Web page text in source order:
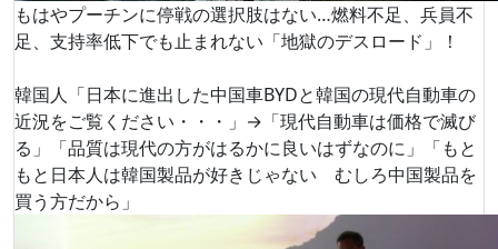
もはやプーチンに停戦の選択肢はない…燃料不足、兵員不
足、支持率低下でも止まれない「地獄のデスロード」！
韓国人「日本に進出した中国車BYDと韓国の現代自動車の
近況をご覧ください・・・」→「現代自動車は価格で滅び
る」「品質は現代の方がはるかに良いはずなのに」「もと
もと日本人は韓国製品が好きじゃない むしろ中国製品を
買う方だから」